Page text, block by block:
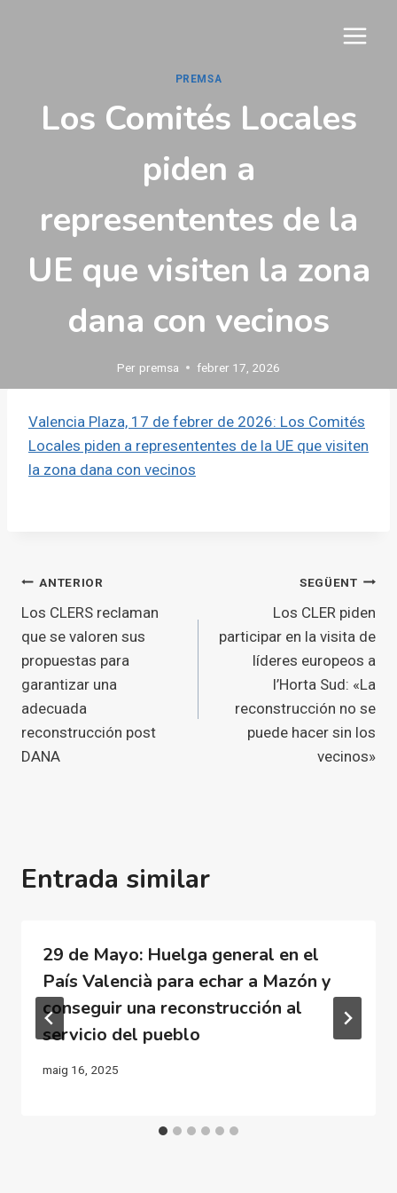
PREMSA
Los Comités Locales
piden a
represententes de la
UE que visiten la zona
dana con vecinos
Per premsa febrer 17, 2026
Valencia Plaza, 17 de febrer de 2026: Los Comités
Locales piden a represententes de la UE que visiten
la zona dana con vecinos
Navegació
d'entrades
ANTERIOR
Los CLERS reclaman
que se valoren sus
propuestas para
garantizar una
adecuada
reconstrucción post
DANA
SEGÜENT
Los CLER piden
participar en la visita de
líderes europeos a
l’Horta Sud: «La
reconstrucción no se
puede hacer sin los
vecinos»
Entrada similar
29 de Mayo: Huelga general en el
País Valencià para echar a Mazón y
conseguir una reconstrucción al
servicio del pueblo
maig 16, 2025